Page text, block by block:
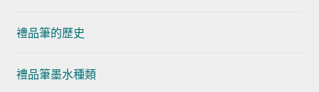
禮品筆的歷史
禮品筆墨水種類